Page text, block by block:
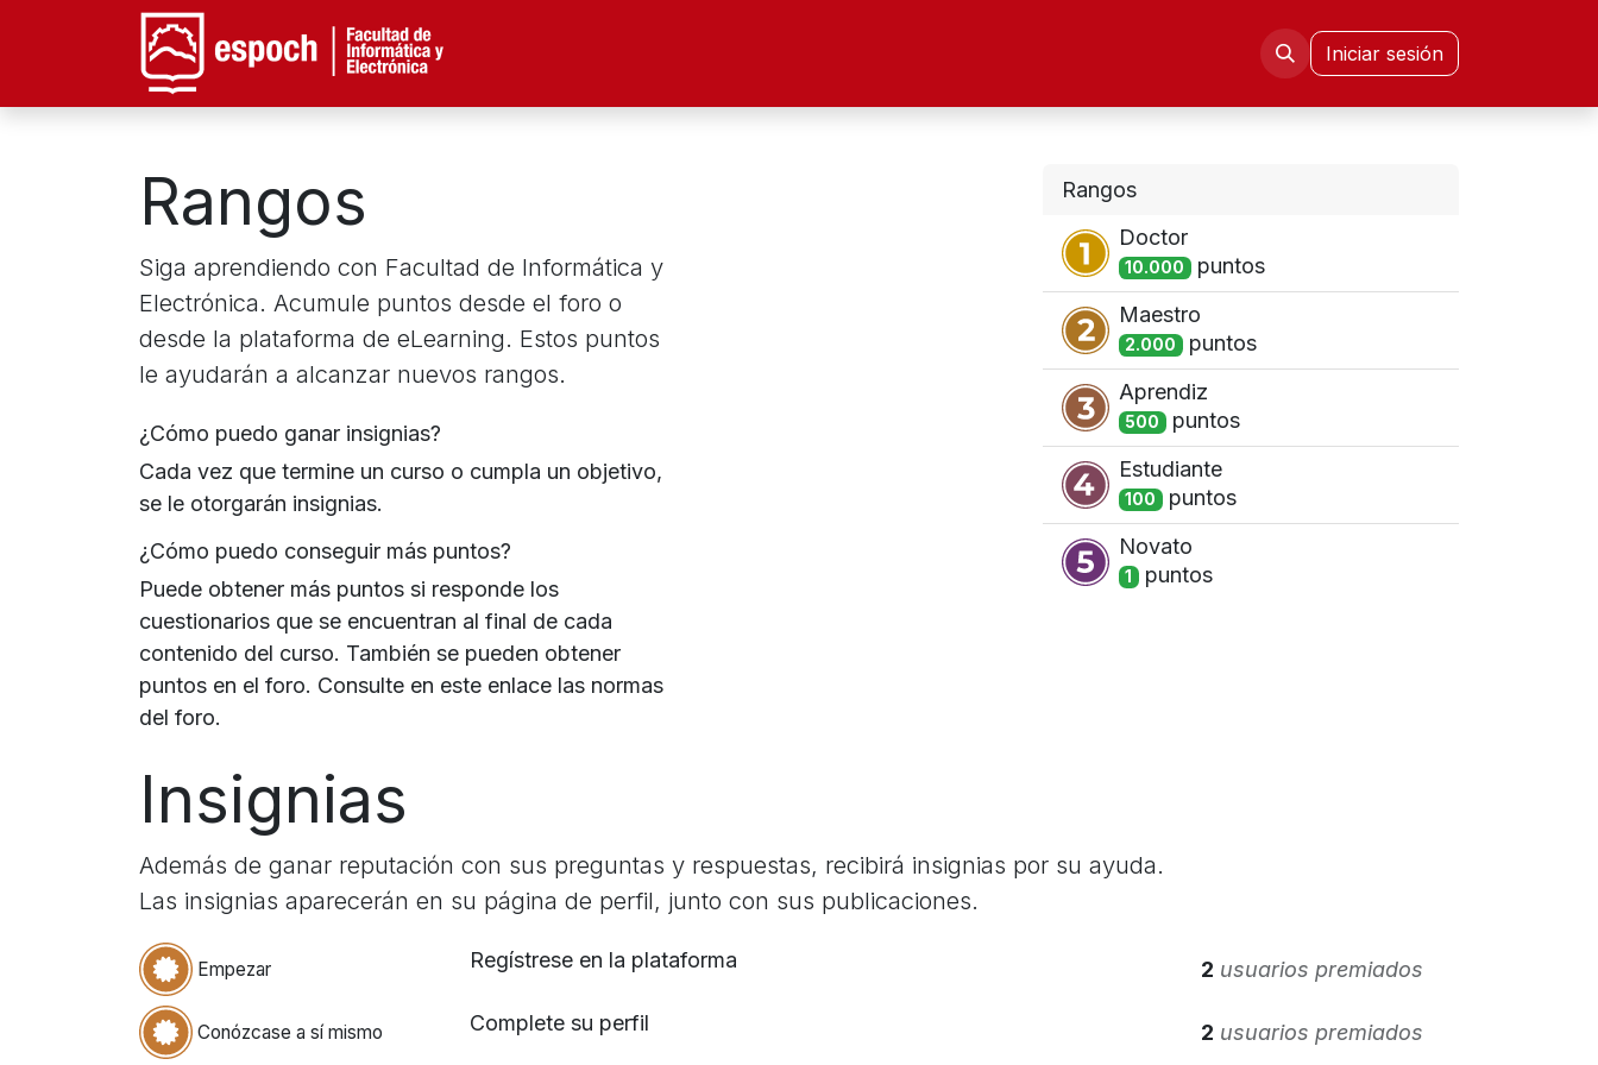
Congresos CISETDIniciar sesión
Rangos
Siga aprendiendo con Facultad de Informática y
Electrónica. Acumule puntos desde el foro o
desde la plataforma de eLearning. Estos puntos
le ayudarán a alcanzar nuevos rangos.
¿Cómo puedo ganar insignias?
Cada vez que termine un curso o cumpla un objetivo,
se le otorgarán insignias.
¿Cómo puedo conseguir más puntos?
Puede obtener más puntos si responde los
cuestionarios que se encuentran al final de cada
contenido del curso. También se pueden obtener
puntos en el foro. Consulte en este enlace las normas
del foro.
Rangos
Doctor
10.000 puntos
Maestro
2.000 puntos
Aprendiz
500 puntos
Estudiante
100 puntos
Novato
1 puntos
Insignias
Además de ganar reputación con sus preguntas y respuestas, recibirá insignias por su ayuda.
Las insignias aparecerán en su página de perfil, junto con sus publicaciones.
Empezar Regístrese en la plataforma 2 usuarios premiados
Conózcase a sí mismo Complete su perfil 2 usuarios premiados